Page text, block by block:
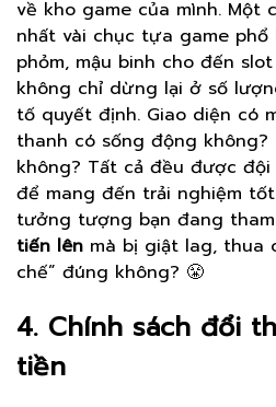
về kho game của mình. Một
nhất vài chục tựa game
phỏm, mậu binh cho đến
không chỉ dừng lại ở số
tố quyết định. Giao diện có
thanh có sống động
không? Tất cả đều được
để mang đến trải nghiệm
tưởng tượng bạn đang
tiến lên mà bị giật lag, thua
chế” đúng không? 😤
4. Chính sách đổi
tiền